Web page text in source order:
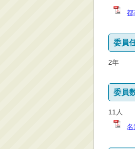
公共交通
その他
都
委員
2年
委員
11人
名